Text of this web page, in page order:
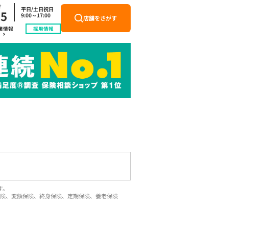
平日/土日祝日
9:00～17:00
情報 採用情報
店舗をさがす
、変額保険、終身保険、定期保険、養老保険